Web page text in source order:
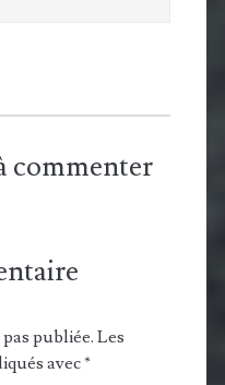
commenter
publiée. Les
avec*